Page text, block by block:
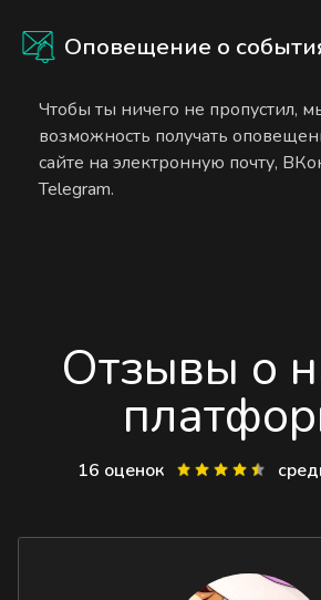
Оповещение о
Чтобы ты ничего не пропустил,
возможность получать
сайте на электронную почту,
Telegram.
Отзывы о
16 оценок